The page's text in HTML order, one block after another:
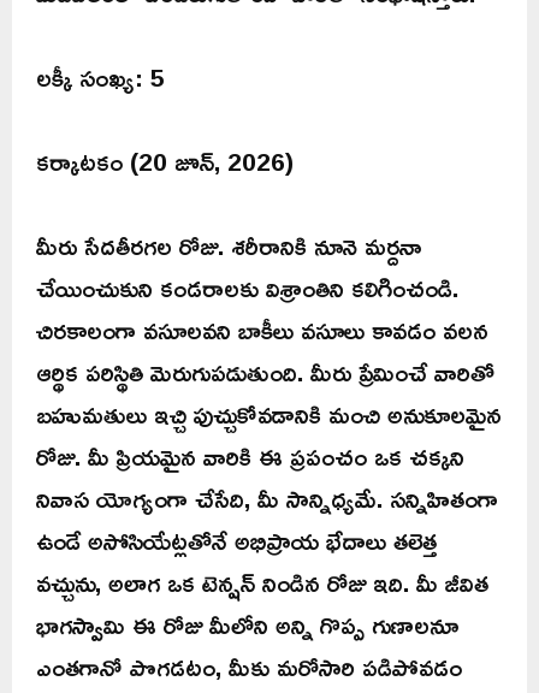
లక్కీ సంఖ్య: 5
కర్కాటకం (20 జూన్, 2026)
మీరు సేదతీరగల రోజు. శరీరానికి నూనె మర్దనా
చేయించుకుని కండరాలకు విశ్రాంతిని కలిగించండి.
చిరకాలంగా వసూలవని బాకీలు వసూలు కావడం వలన
ఆర్థిక పరిస్థితి మెరుగుపడుతుంది. మీరు ప్రేమించే వారితో
బహుమతులు ఇచ్చి పుచ్చుకోవడానికి మంచి అనుకూలమైన
రోజు. మీ ప్రియమైన వారికి ఈ ప్రపంచం ఒక చక్కని
నివాస యోగ్యంగా చేసేది, మీ సాన్నిధ్యమే. సన్నిహితంగా
ఉండే అసోసియేట్లతోనే అభిప్రాయ భేదాలు తలెత్త
వచ్చును, అలాగ ఒక టెన్షన్ నిండిన రోజు ఇది. మీ జీవిత
భాగస్వామి ఈ రోజు మీలోని అన్ని గొప్ప గుణాలనూ
ఎంతగానో పొగడటం, మీకు మరోసారి పడిపోవడం